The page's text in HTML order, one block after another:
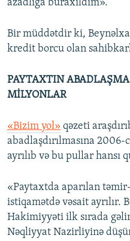
azadlığa buraxıldım».
Bir müddətdir ki,
kredit borcu olan
PAYTAXTIN
MİLYONLAR
«Bizim yol» qəzeti
abadlaşdırılmasına
ayrılıb və bu pullar hansı
«Paytaxtda aparılan
istiqamətdə vəsait ayrılır.
Hakimiyyəti ilk sırada
Nəqliyyat Nazirliyinə